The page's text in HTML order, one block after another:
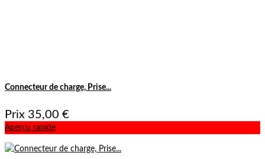
Connecteur de charge, Prise...
Prix 35,00 €
Aperçu rapide